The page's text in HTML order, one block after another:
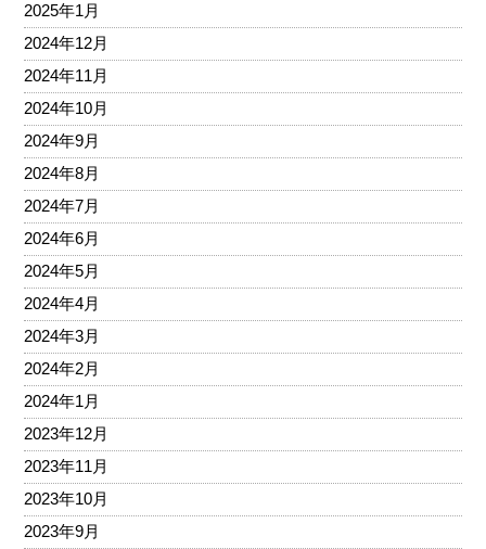
2025年1月
2024年12月
2024年11月
2024年10月
2024年9月
2024年8月
2024年7月
2024年6月
2024年5月
2024年4月
2024年3月
2024年2月
2024年1月
2023年12月
2023年11月
2023年10月
2023年9月